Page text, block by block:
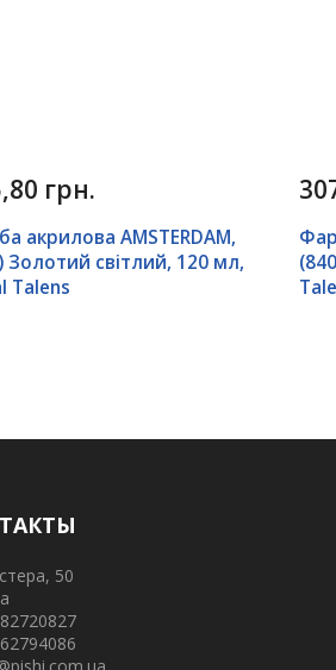
грн.
акрилова AMSTERDAM,
Золотий світлий, 120 мл,
Talens
50